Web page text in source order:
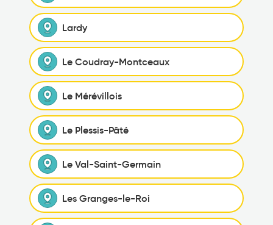
Lardy
Le Coudray-Montceaux
Le Mérévillois
Le Plessis-Pâté
Le Val-Saint-Germain
Les Granges-le-Roi